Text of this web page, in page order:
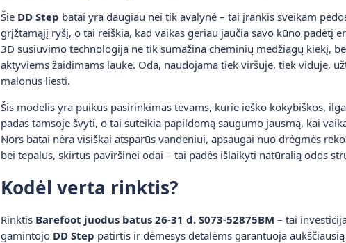
Šie DD Step batai yra daugiau nei tik avalynė – tai įrankis sveikam
grįžtamąjį ryšį, o tai reiškia, kad vaikas geriau jaučia savo kūno padėtį
3D susiuvimo technologija ne tik sumažina cheminių medžiagų kiekį,
aktyviems žaidimams lauke. Oda, naudojama tiek viršuje, tiek viduje,
malonūs liesti.
Šis modelis yra puikus pasirinkimas tėvams, kurie ieško kokybiškos,
padas tamsoje švyti, o tai suteikia papildomą saugumo jausmą, kai
Nors batai nėra visiškai atsparūs vandeniui, apsaugai nuo drėgmės
bei tepalus, skirtus paviršinei odai – tai padės išlaikyti natūralią odos
Kodėl verta rinktis?
Rinktis Barefoot juodus batus 26-31 d. S073-52875BM – tai
gamintojo DD Step patirtis ir dėmesys detalėms garantuoja